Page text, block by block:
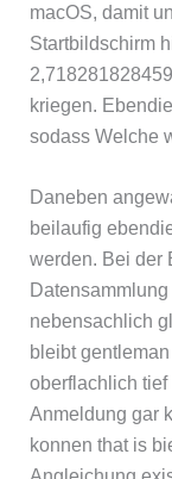
macOS, damit
Startbildschirm
kriegen.
sodass Welche
Daneben
beilaufig
werden. Bei der
nebensachlich
bleibt
oberflachlich
Anmeldung gar
konnen that is